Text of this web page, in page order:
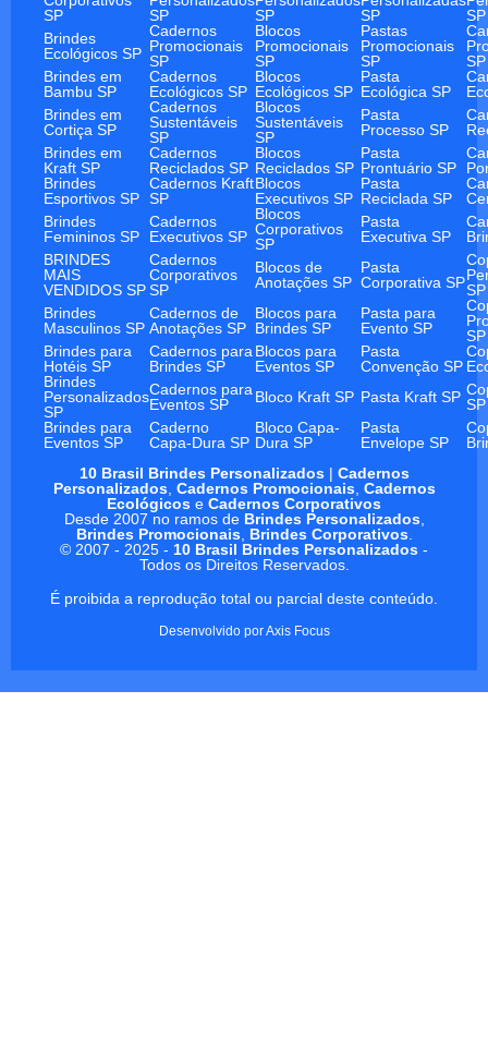
SP
SP
SP
SP
SP
Brindes
Ecológicos SP
Cadernos
Promocionais
SP
Blocos
Promocionais
SP
Pastas
Promocionais
SP
SP
Brindes em
Bambu SP
Cadernos
Ecológicos SP
Blocos
Ecológicos SP
Pasta
Ecológica SP
Brindes em
Cortiça SP
Cadernos
Sustentáveis
SP
Blocos
Sustentáveis
SP
Pasta
Processo SP
Brindes em
Kraft SP
Cadernos
Reciclados SP
Blocos
Reciclados SP
Pasta
Prontuário SP
Brindes
Esportivos SP
Cadernos Kraft
SP
Blocos
Executivos SP
Pasta
Reciclada SP
Brindes
Femininos SP
Cadernos
Executivos SP
Blocos
Corporativos
SP
Pasta
Executiva SP
BRINDES
MAIS
VENDIDOS SP
Cadernos
Corporativos
SP
Blocos de
Anotações SP
Pasta
Corporativa SPSP
Brindes
Masculinos SP
Cadernos de
Anotações SP
Blocos para
Brindes SP
Pasta para
Evento SP
SP
Brindes para
Hotéis SP
Cadernos para
Brindes SP
Blocos para
Eventos SP
Pasta
Convenção SP
Brindes
Personalizados
SP
Cadernos para
Eventos SP
Bloco Kraft SP Pasta Kraft SP SP
Brindes para
Eventos SP
Caderno
Capa-Dura SP
Bloco Capa-
Dura SP
Pasta
Envelope SP
10 Brasil Brindes Personalizados| Cadernos
Personalizados, Cadernos Promocionais, Cadernos
Ecológicos e Cadernos Corporativos
Desde 2007 no ramos de Brindes Personalizados,
Brindes Promocionais, Brindes Corporativos.
© 2007 - 2025 - 10 Brasil Brindes Personalizados -
Todos os Direitos Reservados.
É proibida a reprodução total ou parcial deste conteúdo.
Desenvolvido porAxis Focus